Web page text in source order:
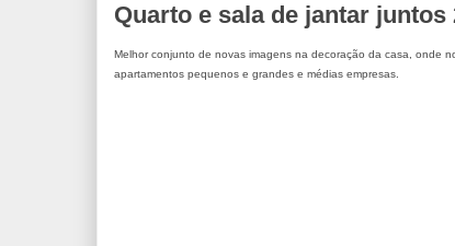
Quarto e sala de jantar juntos
Melhor conjunto de novas imagens na decoração da casa, onde
apartamentos pequenos e grandes e médias empresas.